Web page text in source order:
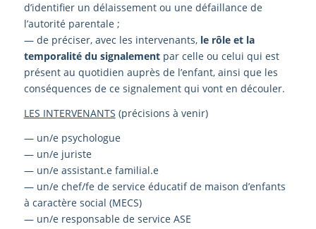
d’identifier un délaissement ou une défaillance de
l’autorité parentale ;
— de préciser, avec les intervenants, le rôle et la
temporalité du signalement par celle ou celui qui est
présent au quotidien auprès de l’enfant, ainsi que les
conséquences de ce signalement qui vont en découler.
LES INTERVENANTS (précisions à venir)
— un/e psychologue
— un/e juriste
— un/e assistant.e familial.e
— un/e chef/fe de service éducatif de maison d’enfants
à caractère social (MECS)
— un/e responsable de service ASE